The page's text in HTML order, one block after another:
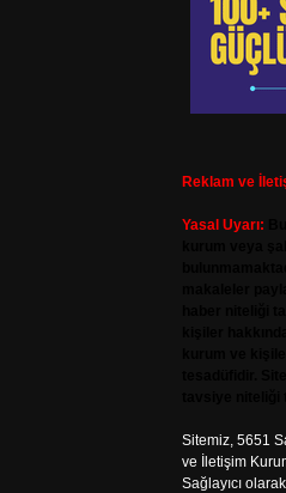
Reklam ve
Yasal Uyarı:
Sitemiz, 5651
ve İletişim
Sağlayıcı